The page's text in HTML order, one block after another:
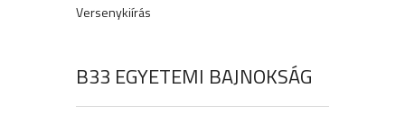
Versenykiírás
B33 EGYETEMI BAJNOKSÁG